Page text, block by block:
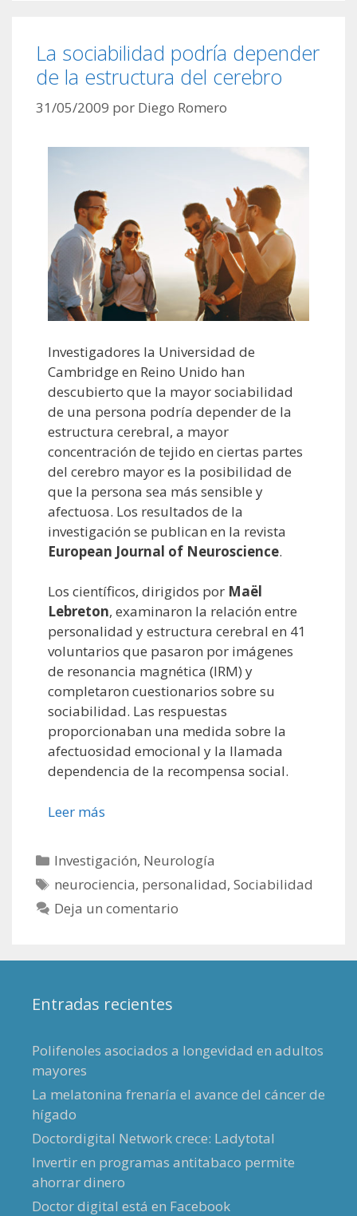
La sociabilidad podría depender
de la estructura del cerebro
31/05/2009 por Diego Romero
Investigadores la Universidad de
Cambridge en Reino Unido han
descubierto que la mayor sociabilidad
de una persona podría depender de la
estructura cerebral, a mayor
concentración de tejido en ciertas partes
del cerebro mayor es la posibilidad de
que la persona sea más sensible y
afectuosa. Los resultados de la
investigación se publican en la revista
European Journal of Neuroscience.
Los científicos, dirigidos por Maël
Lebreton, examinaron la relación entre
personalidad y estructura cerebral en 41
voluntarios que pasaron por imágenes
de resonancia magnética (IRM) y
completaron cuestionarios sobre su
sociabilidad. Las respuestas
proporcionaban una medida sobre la
afectuosidad emocional y la llamada
dependencia de la recompensa social.
Leer más
Categorías
Investigación, Neurología
Etiquetas
neurociencia, personalidad,Sociabilidad
Deja un comentario
Entradas recientes
Polifenoles asociados a longevidad en adultos
mayores
La melatonina frenaría el avance del cáncer de
hígado
Doctordigital Network crece: Ladytotal
Invertir en programas antitabaco permite
ahorrar dinero
Doctor digital está en Facebook